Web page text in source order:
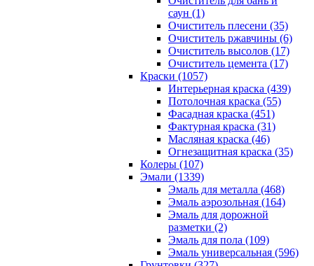
саун (1)
Очиститель плесени (35)
Очиститель ржавчины (6)
Очиститель высолов (17)
Очиститель цемента (17)
Краски (1057)
Интерьерная краска (439)
Потолочная краска (55)
Фасадная краска (451)
Фактурная краска (31)
Масляная краска (46)
Огнезащитная краска (35)
Колеры (107)
Эмали (1339)
Эмаль для металла (468)
Эмаль аэрозольная (164)
Эмаль для дорожной
разметки (2)
Эмаль для пола (109)
Эмаль универсальная (596)